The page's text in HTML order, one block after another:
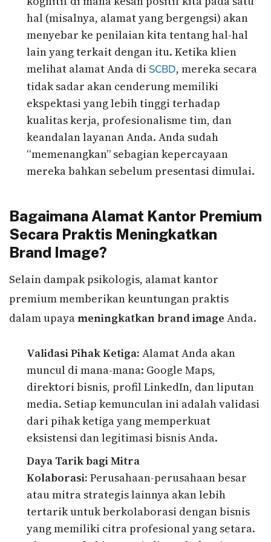
hal (misalnya, alamat yang bergengsi) akan
menyebar ke penilaian kita tentang hal-hal
lain yang terkait dengan itu. Ketika klien
melihat alamat Anda di SCBD, mereka secara
tidak sadar akan cenderung memiliki
ekspektasi yang lebih tinggi terhadap
kualitas kerja, profesionalisme tim, dan
keandalan layanan Anda. Anda sudah
“memenangkan” sebagian kepercayaan
mereka bahkan sebelum presentasi dimulai.
Bagaimana Alamat Kantor Premium
Secara Praktis Meningkatkan
Brand Image?
Selain dampak psikologis, alamat kantor
premium memberikan keuntungan praktis
dalam upayameningkatkan brand image Anda.
Validasi Pihak Ketiga: Alamat Anda akan
muncul di mana-mana: Google Maps,
direktori bisnis, profil LinkedIn, dan liputan
media. Setiap kemunculan ini adalah validasi
dari pihak ketiga yang memperkuat
eksistensi dan legitimasi bisnis Anda.
Daya Tarik bagi Mitra
Kolaborasi: Perusahaan-perusahaan besar
atau mitra strategis lainnya akan lebih
tertarik untuk berkolaborasi dengan bisnis
yang memiliki citra profesional yang setara.